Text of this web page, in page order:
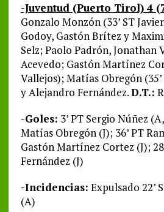
-Juventud (Puerto Tirol) 4
Gonzalo Monzón (33’ ST
Godoy, Gastón Brítez y
Selz; Paolo Padrón, Jonathan
Acevedo; Gastón Martínez
Vallejos); Matías Obregón
y Alejandro Fernández.D.T.:
-Goles: 3’ PT Sergio Núñez
Matías Obregón (J); 36’ PT
Gastón Martínez Cortez (J);
Fernández (J)
-Incidencias: Expulsado 22’
(A)